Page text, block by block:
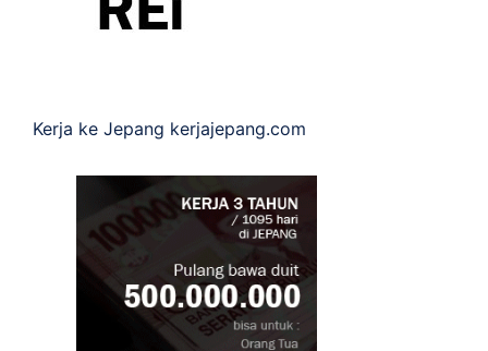
Kerja ke Jepang kerjajepang.com